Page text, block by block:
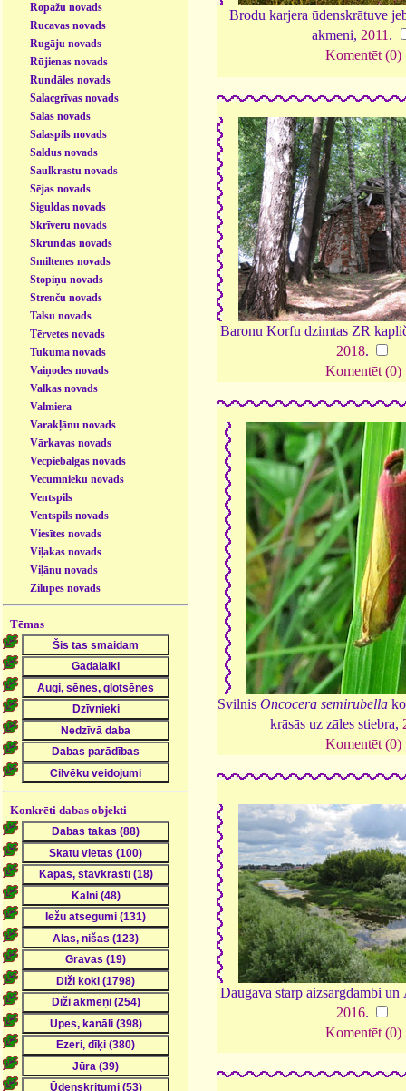
Ropažu novads
Rucavas novads
Rugāju novads
Rūjienas novads
Rundāles novads
Salacgrīvas novads
Salas novads
Salaspils novads
Saldus novads
Saulkrastu novads
Sējas novads
Siguldas novads
Skrīveru novads
Skrundas novads
Smiltenes novads
Stopiņu novads
Strenču novads
Talsu novads
Tērvetes novads
Tukuma novads
Vaiņodes novads
Valkas novads
Valmiera
Varakļānu novads
Vārkavas novads
Vecpiebalgas novads
Vecumnieku novads
Ventspils
Ventspils novads
Viesītes novads
Viļakas novads
Viļānu novads
Zilupes novads
Tēmas
Konkrēti dabas objekti
Brodu karjera ūdenskrātuve
akmeni, 2011 .
Komentēt (0)
Baronu Korfu dzimtas ZR
2018.
Komentēt (0)
SvilnisOncocera semirubella
krāsās uz zāles stiebra,
Komentēt (0)
Daugava starp aizsargdambi un
2016.
Komentēt (0)